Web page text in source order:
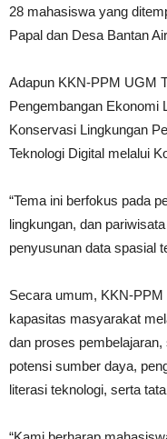
28 mahasiswa yang
Papal dan Desa Bantan
Adapun KKN-PPM UGM
Pengembangan Ekonomi
Konservasi Lingkungan
Teknologi Digital melalui
“Tema ini berfokus pada
lingkungan, dan
penyusunan data spasial
Secara umum, KKN-
kapasitas masyarakat
dan proses
potensi sumber daya,
literasi teknologi, serta